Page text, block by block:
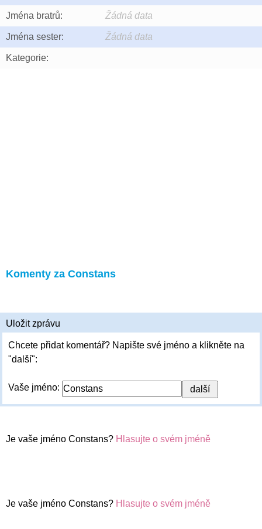
Jména bratrů: Žádná data
Jména sester: Žádná data
Kategorie:
Komenty za Constans
Uložit zprávu
Chcete přidat komentář? Napište své jméno a klikněte na
"další":
Vaše jméno:
Je vaše jméno Constans? Hlasujte o svém jméně
Je vaše jméno Constans? Hlasujte o svém jméně